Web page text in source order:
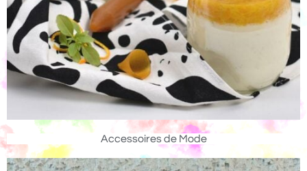
Accessoires de Mode